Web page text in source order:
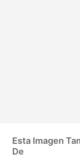
Esta Imagen
De